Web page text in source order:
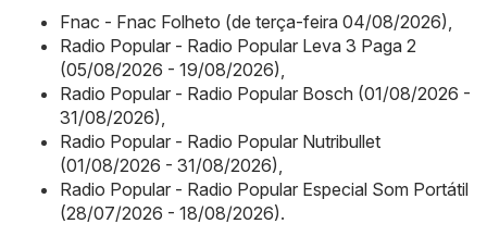
Fnac - Fnac Folheto (de terça-feira 04/08/2026),
Radio Popular - Radio Popular Leva 3 Paga 2
(05/08/2026 - 19/08/2026),
Radio Popular - Radio Popular Bosch (01/08/2026 -
31/08/2026),
Radio Popular - Radio Popular Nutribullet
(01/08/2026 - 31/08/2026),
Radio Popular - Radio Popular Especial Som Portátil
(28/07/2026 - 18/08/2026).